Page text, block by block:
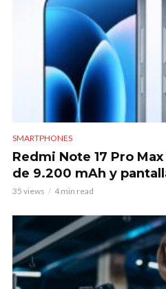
SMARTPHONES
Redmi Note 17 Pro
de 9.200 mAh y
35 views 4 min read